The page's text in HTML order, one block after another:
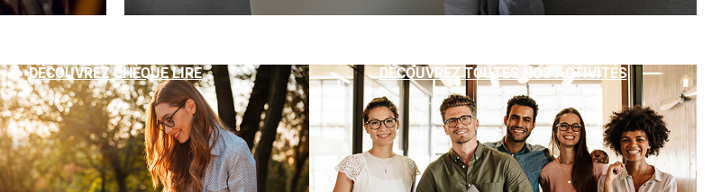
DÉCOUVREZ CHÈQUE LIRE DÉCOUVREZ TOUTES NOS ACTIVITÉS